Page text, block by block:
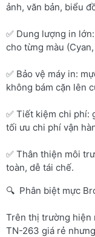
ảnh, văn bản, biểu
✅ Dung lượng in
cho từng màu
✅ Bảo vệ máy in:
không bám cặn lên
✅ Tiết kiệm chi phí:
tối ưu chi phí vận
✅ Thân thiện môi
toàn, dễ tái chế.
🔍 Phân biệt mực
Trên thị trường hiện
TN-263 giá rẻ